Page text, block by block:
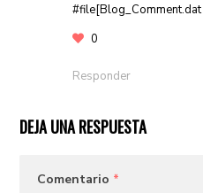
#file[Blog_Comment.dat
0
Responder
DEJA UNA RESPUESTA
Comentario *